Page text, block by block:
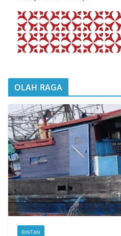
OLAH RAGA
BINTAN